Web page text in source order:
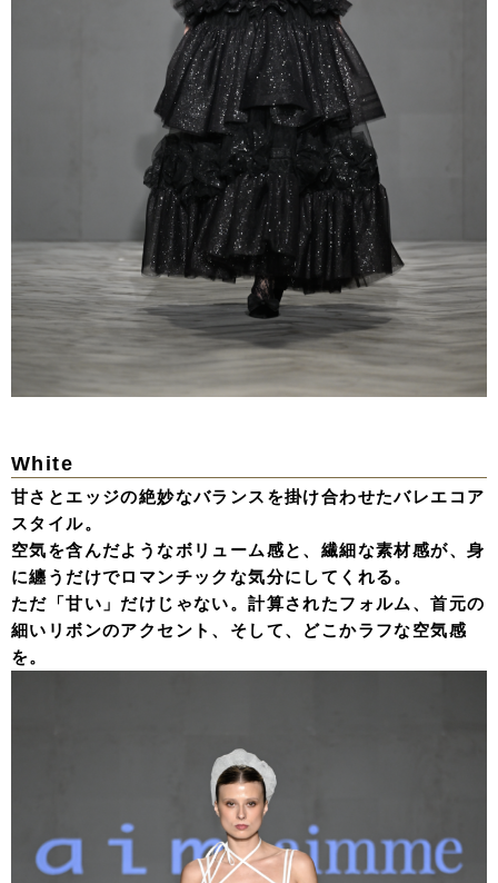
White
甘さとエッジの絶妙なバランスを掛け合わせたバレエコア
スタイル。
空気を含んだようなボリューム感と、繊細な素材感が、身
に纏うだけでロマンチックな気分にしてくれる。
ただ「甘い」だけじゃない。計算されたフォルム、首元の
細いリボンのアクセント、そして、どこかラフな空気感
を。